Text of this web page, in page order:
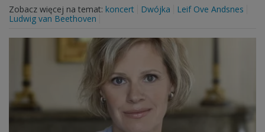
Zobacz więcej na temat: koncert Dwójka
Leif Ove Andsnes
Ludwig van Beethoven